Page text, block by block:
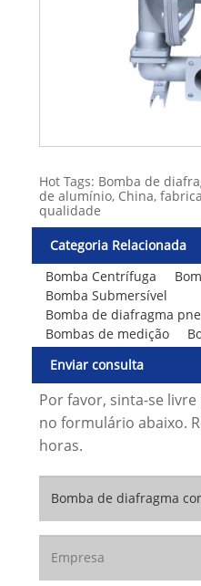
Hot Tags: Bomba de
de alumínio, China,
qualidade
Categoria Relacionada
Bomba Centrífuga
Bomba Submersível
Bomba de diafragma
Bombas de medição
Enviar consulta
Por favor, sinta-se
no formulário abaixo.
horas.